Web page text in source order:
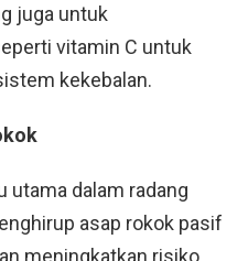
juga untuk
vitamin C untuk
kekebalan.
utama dalam radang
asap rokok pasif
meningkatkan risiko